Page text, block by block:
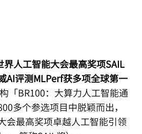
人工智能大会最高奖项SAIL
AI评测MLPerf获多项全球第一
「BR100：大算力人工智能通
多个参选项目中脱颖而出，
会最高奖项卓越人工智能引领